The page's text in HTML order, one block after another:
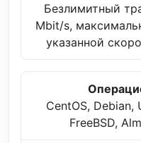
Безлимитный
Mbit/s,
указанной
CentOS, Debian,
FreeBSD,